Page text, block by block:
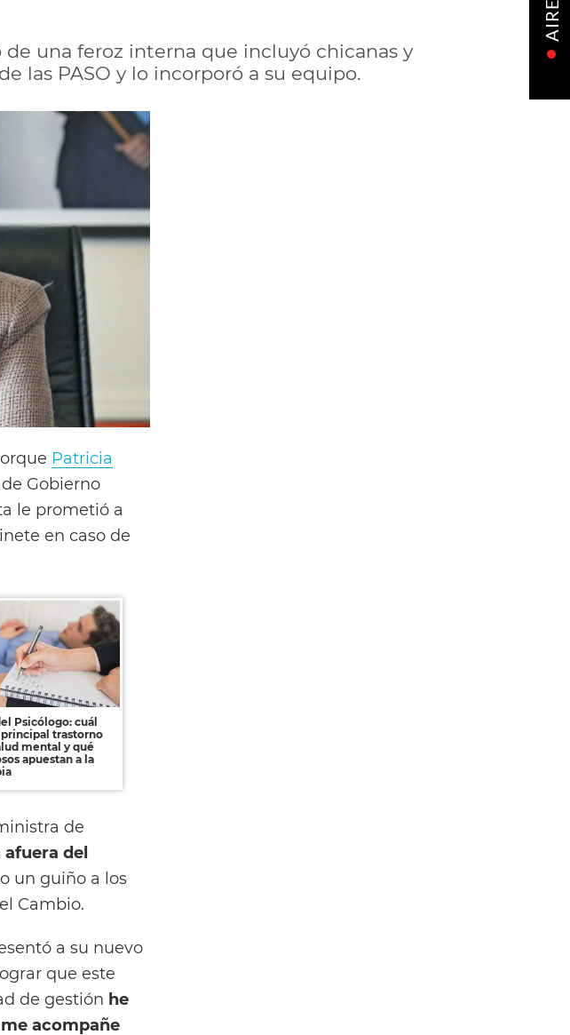
una feroz interna que incluyó chicanas y
las PASO y lo incorporó a su equipo.
Patricia
Gobierno
le prometió a
en caso de
Psicólogo: cuál
principal trastorno
mental y qué
apuestan a la
de
afuera del
un guiño a los
Cambio.
a su nuevo
que este
de gestión he
acompañe
AIRE